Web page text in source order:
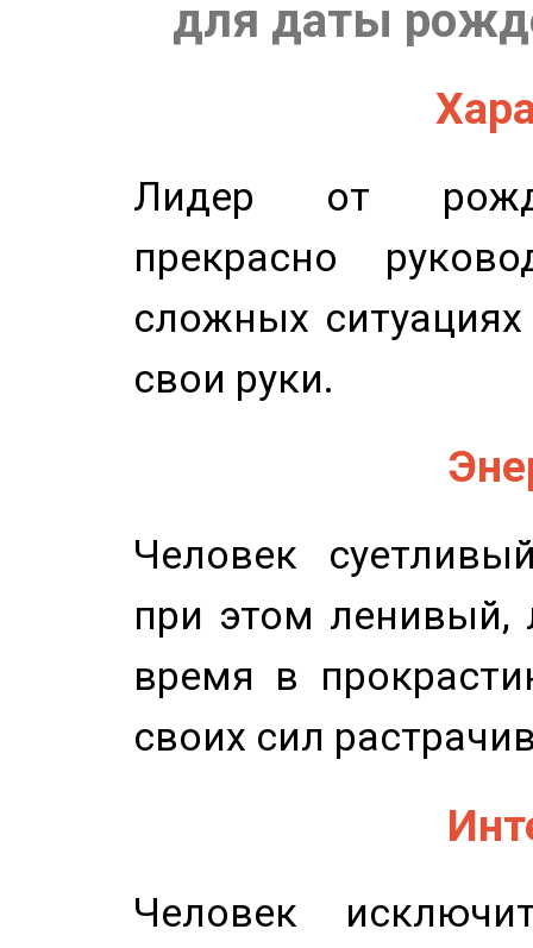
для даты
Лидер от
прекрасно
сложных
свои руки.
Человек
при этом
время в
своих сил
Человек